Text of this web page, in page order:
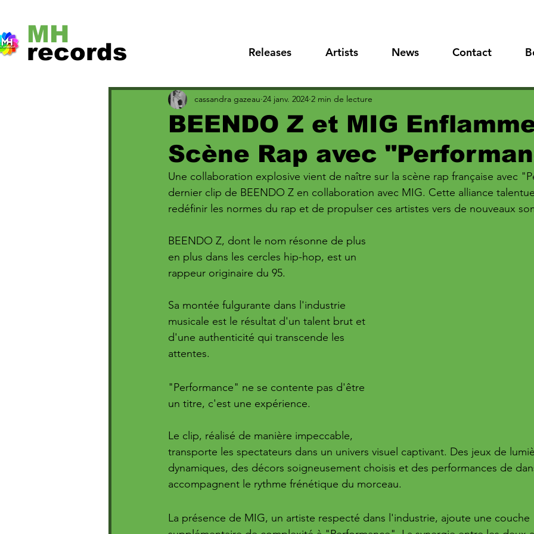
MH
records Releases Artists News Contact
BEENDO Z et MIG
Scène Rap avec
cassandra gazeau 24 janv. 2024 2 min de lecture
Une collaboration explosive vient de naître sur la scène rap française avec
dernier clip de BEENDO Z en collaboration avec MIG. Cette alliance
redéfinir les normes du rap et de propulser ces artistes vers de nouveaux
BEENDO Z, dont le nom résonne de plus
en plus dans les cercles hip-hop, est un
rappeur originaire du 95.
Sa montée fulgurante dans l'industrie
musicale est le résultat d'un talent brut et
d'une authenticité qui transcende les
attentes.
"Performance" ne se contente pas d'être
un titre, c'est une expérience.
Le clip, réalisé de manière impeccable,
transporte les spectateurs dans un univers visuel captivant. Des jeux de
dynamiques, des décors soigneusement choisis et des performances de
accompagnent le rythme frénétique du morceau.
La présence de MIG, un artiste respecté dans l'industrie, ajoute une couche